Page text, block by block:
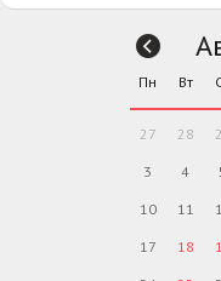
Пн Вт
27 28
3 4
10 11
17 18